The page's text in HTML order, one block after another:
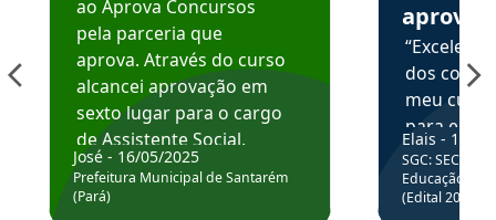
ao Aprova Concursos
pela parceria que
aprova. Através do curso
alcancei aprovação em
sexto lugar para o cargo
de Assistente Social.
Hoje estou atuando na
Prefeitura de Santarém.
José - 16/05/2025
Prefeitura Municipal de Santarém
(Pará)
aprova
dos
meu
para
colocar
através
de
Elais - 15/
SGC: SEC BA
Educação
(Edital